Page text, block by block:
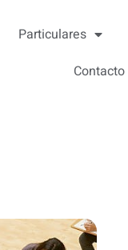
Particulares
Contacto